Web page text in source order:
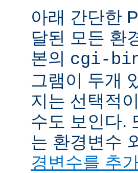
아래 간단한
달된 모든 환
본의 cgi-
그램이 두개
지는 선택적
수도 보인다.
는 환경변수
경변수를 추